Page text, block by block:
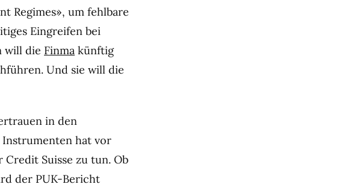
Regimes», um fehlbare
Eingreifen bei
will die Finma künftig
Und sie will die
in den
Instrumenten hat vor
Suisse zu tun. Ob
der PUK-Bericht